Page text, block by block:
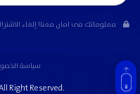
معلوماتك فى امان معنا! إلغاء
سياسة
Right Reserved.